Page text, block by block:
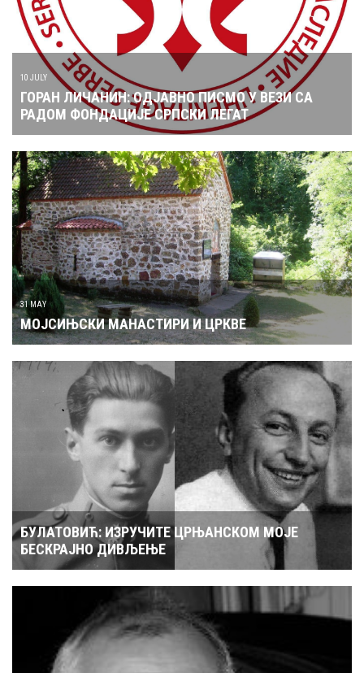
10 JULY
ГОРАН ЛИЧАНИН: ОДЈАВНО ПИСМО У ВЕЗИ СА
РАДОМ ФОНДАЦИЈЕ СРПСКИ ЛЕГАТ
31 MAY
МОЈСИЊСКИ МАНАСТИРИ И ЦРКВЕ
БУЛАТОВИЋ: ИЗРУЧИТЕ ЦРЊАНСКОМ МОЈЕ
БЕСКРАЈНО ДИВЉЕЊЕ